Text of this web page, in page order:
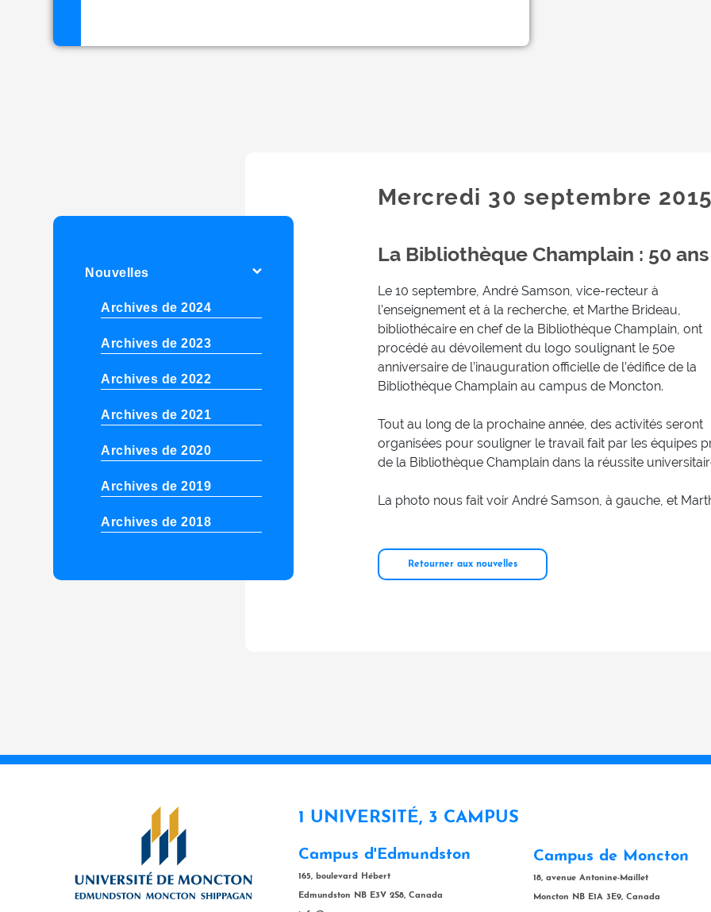
Nouvelles
Archives de 2024
Archives de 2023
Archives de 2022
Archives de 2021
Archives de 2020
Archives de 2019
Archives de 2018
Mercredi 30 septembre
La Bibliothèque Champlain : 50
Le 10 septembre, André Samson, vice-recteur à
l’enseignement et à la recherche, et Marthe Brideau,
bibliothécaire en chef de la Bibliothèque Champlain, ont
procédé au dévoilement du logo soulignant le 50e
anniversaire de l’inauguration officielle de l’édifice de la
Bibliothèque Champlain au campus de Moncton.
Tout au long de la prochaine année, des activités seront
organisées pour souligner le travail fait par les équipes
de la Bibliothèque Champlain dans la réussite
La photo nous fait voir André Samson, à gauche, et
Retourner aux nouvelles
1 UNIVERSITÉ, 3 CAMPUS
Campus d'Edmundston
165, boulevard Hébert
Edmundston NB E3V 2S8, Canada
Campus de Moncton
18, avenue Antonine-Maillet
Moncton NB E1A 3E9, Canada